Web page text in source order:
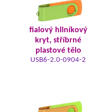
fialový hliníkový
kryt, stříbrné
plastové tělo
USB6-2.0-0904-2